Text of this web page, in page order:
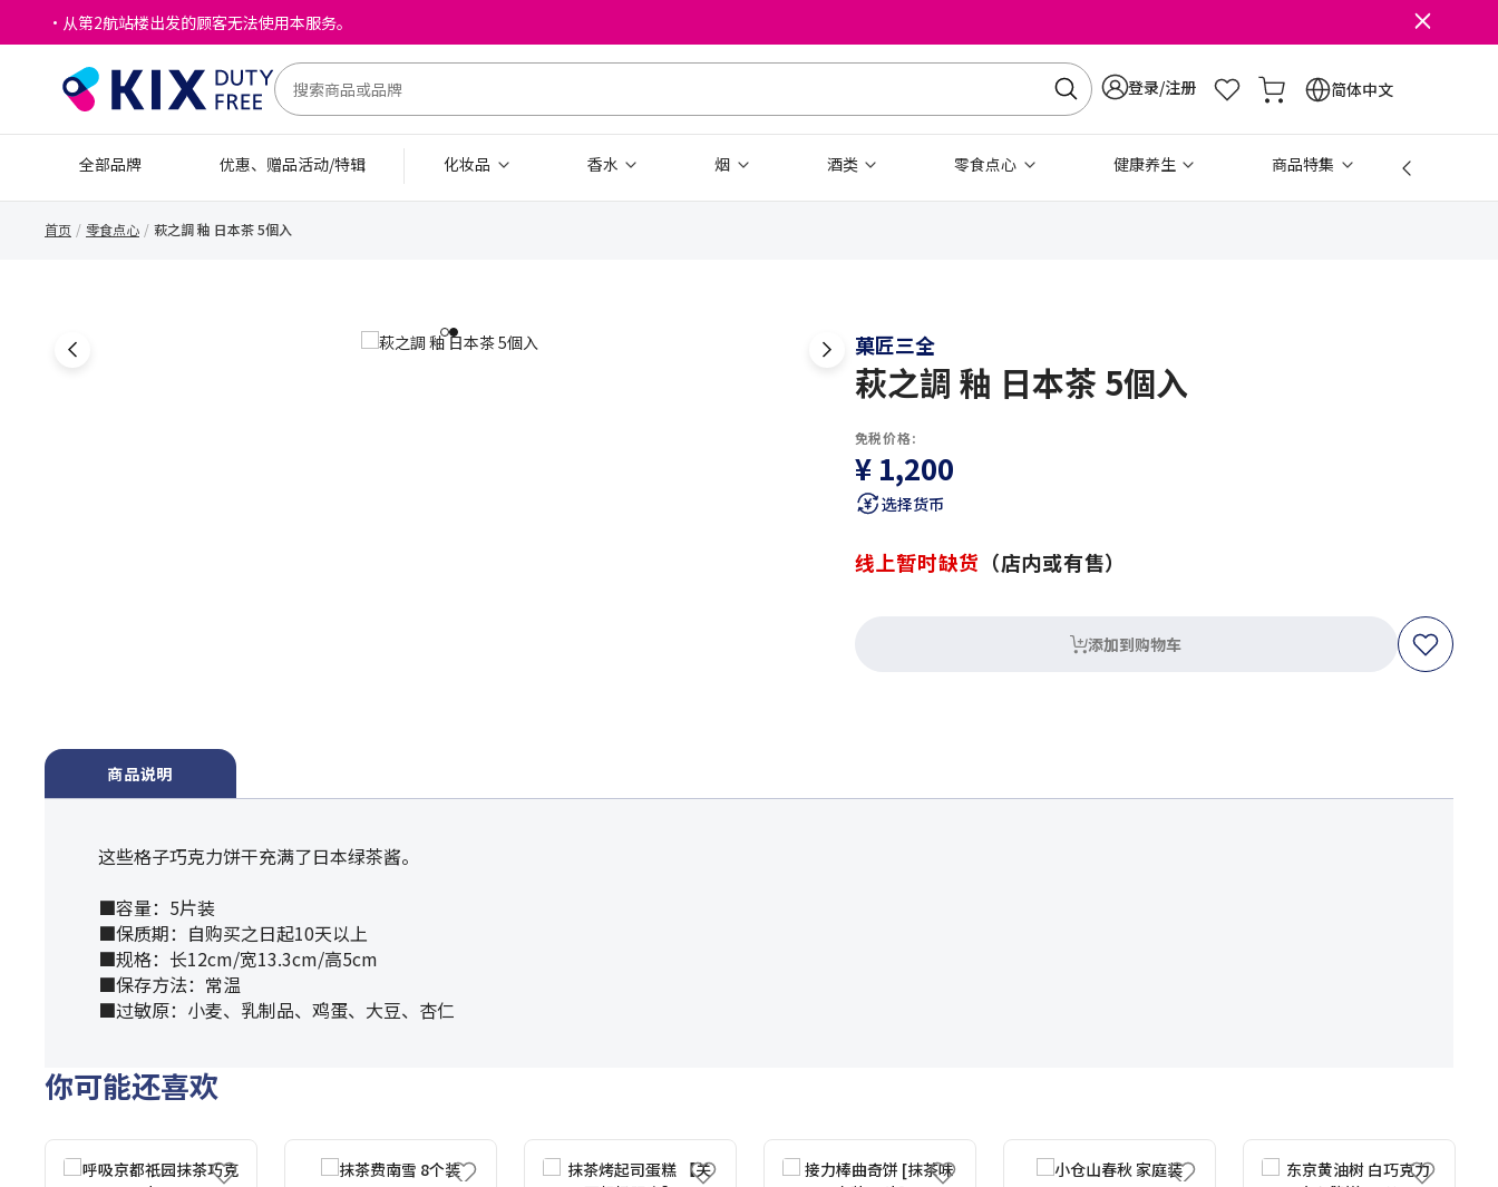
・从第2航站楼出发的顾客无法使用本服务。
登录/注册 简体中文
全部品牌 优惠、赠品活动/特辑 化妆品 香水 烟 酒类 零食点心 健康养生 商品特集
首页 零食点心 萩之調 釉 日本茶 5個入
12 菓匠三全
萩之調 釉 日本茶 5個入
免税价格:
¥ 1,200
选择货币
线上暂时缺货 （店内或有售）
添加到购物车
商品说明
这些格子巧克力饼干充满了日本绿茶酱。
■容量：5片装
■保质期：自购买之日起10天以上
■规格：长12cm/宽13.3cm/高5cm
■保存方法：常温
■过敏原：小麦、乳制品、鸡蛋、大豆、杏仁
你可能还喜欢